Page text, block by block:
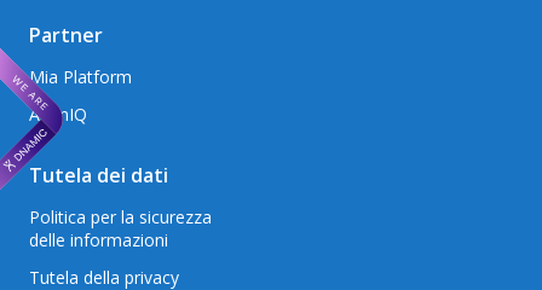
Partner
Mia Platform
AxonIQ
Tutela dei dati
Politica per la sicurezza
delle informazioni
Tutela della privacy